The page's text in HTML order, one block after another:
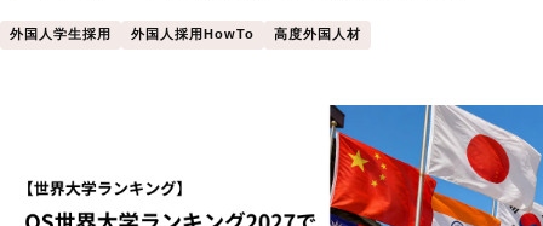
ぶりの高順位に
外国人学生採用 外国人採用HowTo 高度外国人材